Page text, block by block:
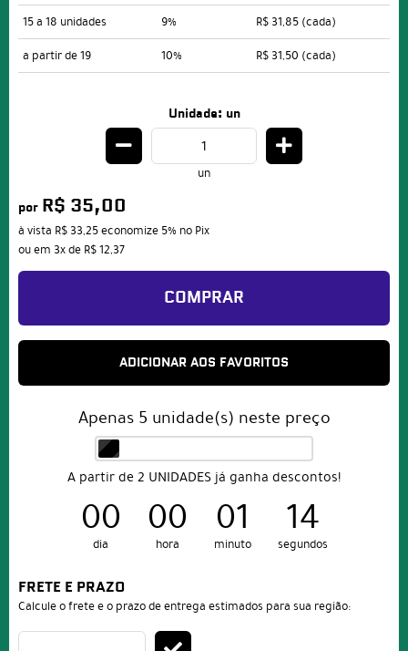
15 a 18 unidades
9% R$ 31,85 (cada)
a partir de 19
10% R$ 31,50 (cada)
Unidade: un
un
por R$ 35,00
à vista R$ 33,25economize 5% no Pix
ou em 3xde R$ 12,37
COMPRAR
ADICIONAR AOS FAVORITOS
Apenas 5 unidade(s) neste preço
A partir de 2 UNIDADES já ganha descontos!
00
dia
00
hora
01
minuto
14
segundos
FRETE E PRAZO
Calcule o frete e o prazo de entrega estimados para sua região: